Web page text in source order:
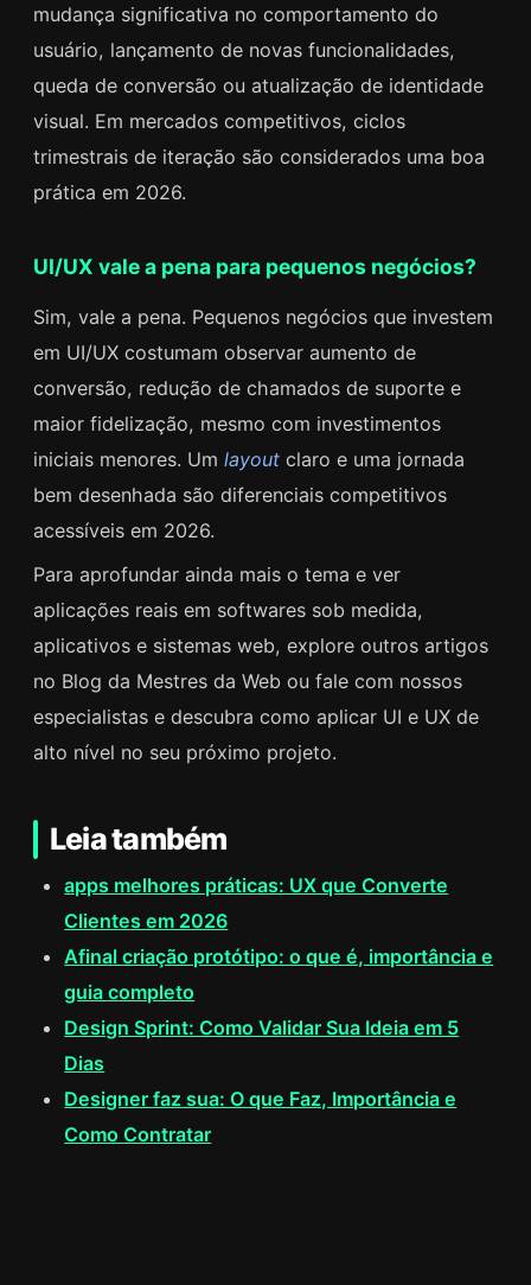
mudança significativa no comportamento do
usuário, lançamento de novas funcionalidades,
queda de conversão ou atualização de identidade
visual. Em mercados competitivos, ciclos
trimestrais de iteração são considerados uma boa
prática em 2026.
UI/UX vale a pena para pequenos negócios?
Sim, vale a pena. Pequenos negócios que investem
em UI/UX costumam observar aumento de
conversão, redução de chamados de suporte e
maior fidelização, mesmo com investimentos
iniciais menores. Um layout claro e uma jornada
bem desenhada são diferenciais competitivos
acessíveis em 2026.
Para aprofundar ainda mais o tema e ver
aplicações reais em softwares sob medida,
aplicativos e sistemas web, explore outros artigos
no Blog da Mestres da Web ou fale com nossos
especialistas e descubra como aplicar UI e UX de
alto nível no seu próximo projeto.
Leia também
apps melhores práticas: UX que Converte
Clientes em 2026
Afinal criação protótipo: o que é, importância e
guia completo
Design Sprint: Como Validar Sua Ideia em 5
Dias
Designer faz sua: O que Faz, Importância e
Como Contratar